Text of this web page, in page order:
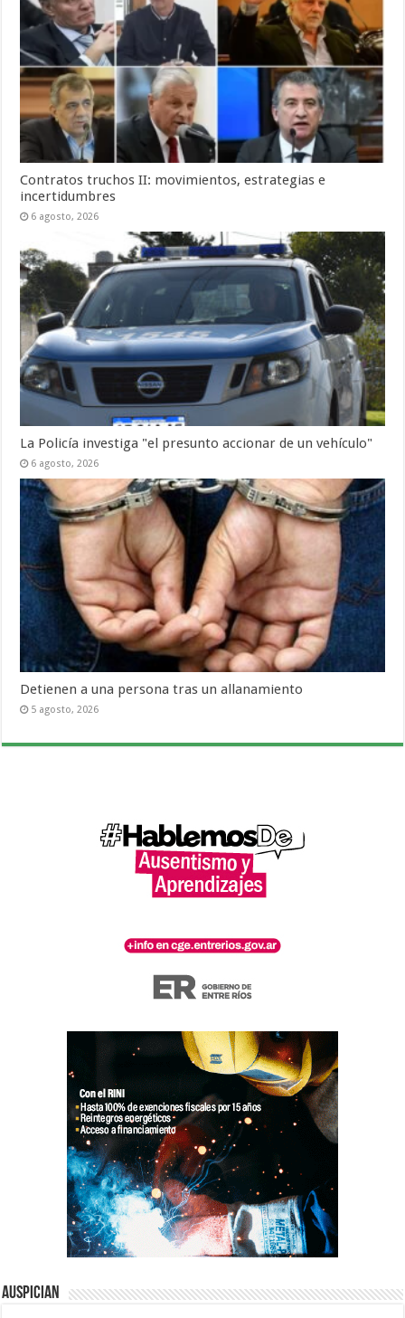
Contratos truchos II: movimientos, estrategias e
incertidumbres
6 agosto, 2026
La Policía investiga "el presunto accionar de un vehículo"
6 agosto, 2026
Detienen a una persona tras un allanamiento
5 agosto, 2026
Auspician